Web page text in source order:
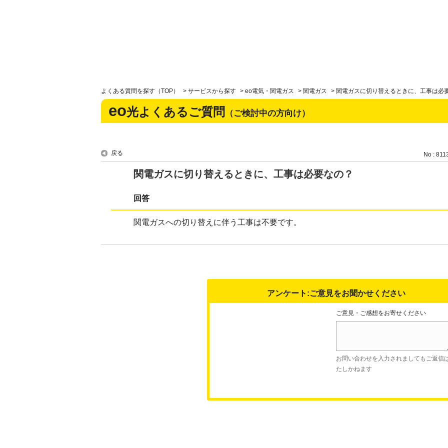
よくある質問を探す（TOP） > サービスから探す > eo電気・関電ガス > 関電ガス > 関電ガスに切り替えるときに、工事は必
eo光よくあるご質問 （ご検討中の方向け）
戻る No :
関電ガスに切り替えるときに、工事は必要なの？
回答
関電ガスへの切り替えに伴う工事は不要です。
アンケート:ご意見をお聞かせください
ご意見・ご感想をお寄せください
お問い合わせを入力されましてもご返信
たしかねます